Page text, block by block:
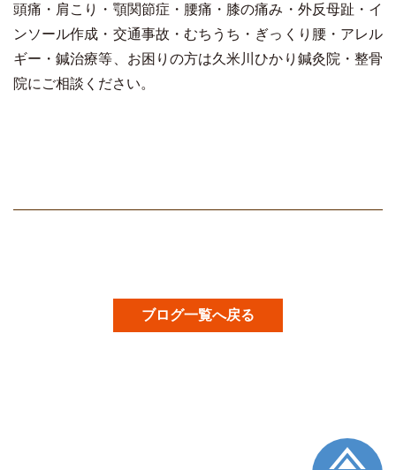
頭痛・肩こり・顎関節症・腰痛・膝の痛み・外反母趾・イ
ンソール作成・交通事故・むちうち・ぎっくり腰・アレル
ギー・鍼治療等、お困りの方は久米川ひかり鍼灸院・整骨
院にご相談ください。
ブログ一覧へ戻る